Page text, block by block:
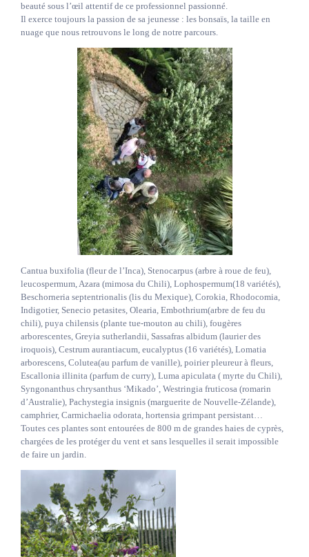
beauté sous l’œil attentif de ce professionnel passionné.
Il exerce toujours la passion de sa jeunesse : les bonsaïs, la taille en
nuage que nous retrouvons le long de notre parcours.
Cantua buxifolia (fleur de l’Inca), Stenocarpus (arbre à roue de feu),
leucospermum, Azara (mimosa du Chili), Lophospermum(18 variétés),
Beschorneria septentrionalis (lis du Mexique), Corokia, Rhodocomia,
Indigotier, Senecio petasites, Olearia, Embothrium(arbre de feu du
chili), puya chilensis (plante tue-mouton au chili), fougères
arborescentes, Greyia sutherlandii, Sassafras albidum (laurier des
iroquois), Cestrum aurantiacum, eucalyptus (16 variétés), Lomatia
arborescens, Colutea(au parfum de vanille), poirier pleureur à fleurs,
Escallonia illinita (parfum de curry), Luma apiculata ( myrte du Chili),
Syngonanthus chrysanthus ‘Mikado’, Westringia fruticosa (romarin
d’Australie), Pachystegia insignis (marguerite de Nouvelle-Zélande),
camphrier, Carmichaelia odorata, hortensia grimpant persistant…
Toutes ces plantes sont entourées de 800 m de grandes haies de cyprès,
chargées de les protéger du vent et sans lesquelles il serait impossible
de faire un jardin.